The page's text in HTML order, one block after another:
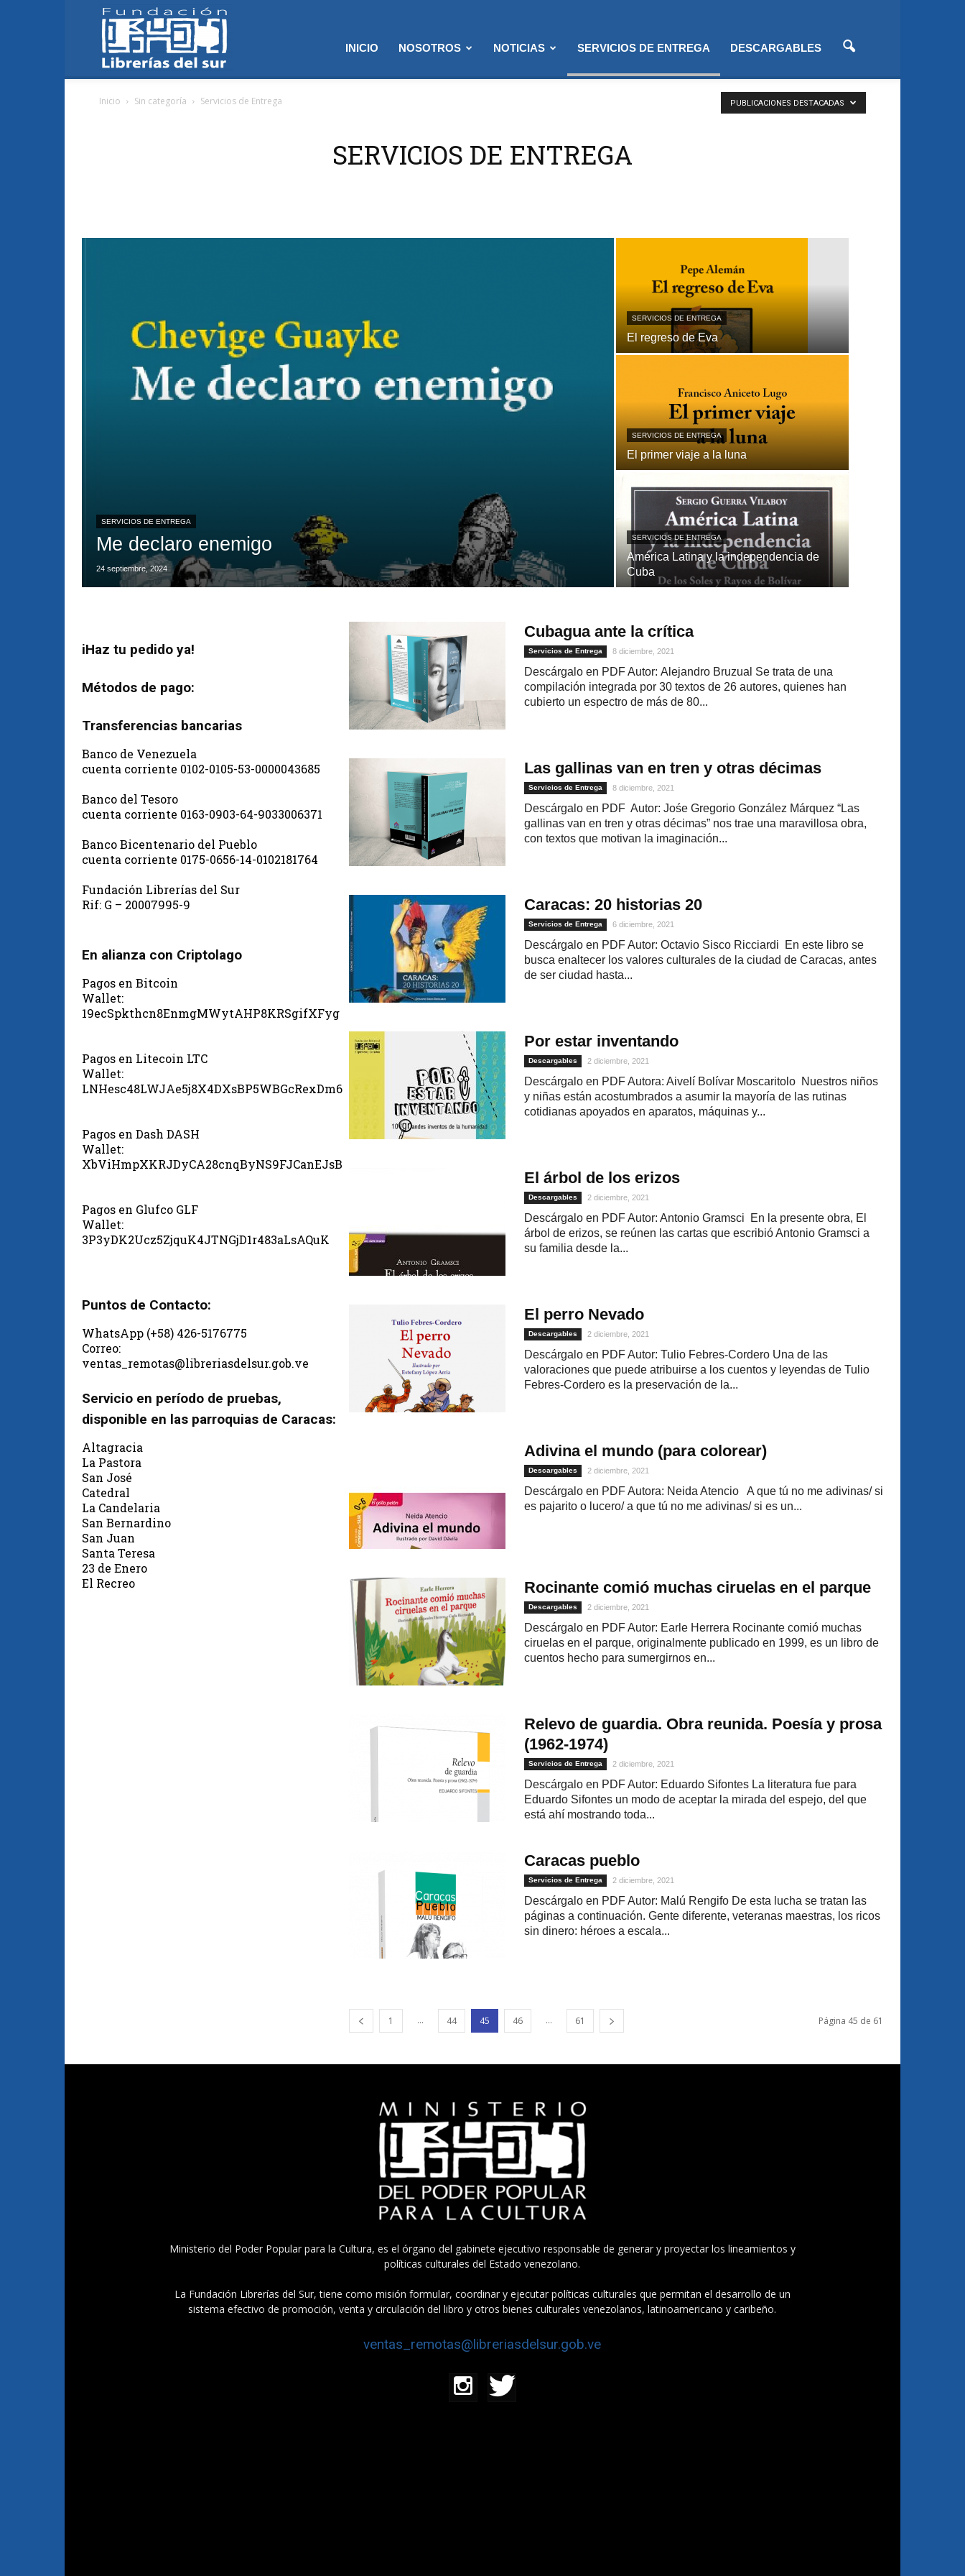
INICIO NOSOTROS NOTICIAS SERVICIOS DE ENTREGA DESCARGABLES
Inicio Sin categoría Servicios de Entrega
SERVICIOS DE ENTREGA
PUBLICACIONES DESTACADAS
SERVICIOS DE ENTREGA
Me declaro enemigo
24 septiembre, 2024
SERVICIOS DE ENTREGA
El regreso de Eva
SERVICIOS DE ENTREGA
El primer viaje a la luna
SERVICIOS DE ENTREGA
América Latina y la independencia de
Cuba
Cubagua ante la crítica
Servicios de Entrega 8 diciembre, 2021
Descárgalo en PDF Autor: Alejandro Bruzual Se trata de una
compilación integrada por 30 textos de 26 autores, quienes han
cubierto un espectro de más de 80...
Las gallinas van en tren y otras décimas
Servicios de Entrega 8 diciembre, 2021
Descárgalo en PDF Autor: Jośe Gregorio González Márquez “Las
gallinas van en tren y otras décimas” nos trae una maravillosa obra,
con textos que motivan la imaginación...
Caracas: 20 historias 20
Servicios de Entrega 6 diciembre, 2021
Descárgalo en PDF Autor: Octavio Sisco Ricciardi En este libro se
busca enaltecer los valores culturales de la ciudad de Caracas, antes
de ser ciudad hasta...
Por estar inventando
Descargables 2 diciembre, 2021
Descárgalo en PDF Autora: Aivelí Bolívar Moscaritolo Nuestros niños
y niñas están acostumbrados a asumir la mayoría de las rutinas
cotidianas apoyados en aparatos, máquinas y...
El árbol de los erizos
Descargables 2 diciembre, 2021
Descárgalo en PDF Autor: Antonio Gramsci En la presente obra, El
árbol de erizos, se reúnen las cartas que escribió Antonio Gramsci a
su familia desde la...
El perro Nevado
Descargables 2 diciembre, 2021
Descárgalo en PDF Autor: Tulio Febres-Cordero Una de las
valoraciones que puede atribuirse a los cuentos y leyendas de Tulio
Febres-Cordero es la preservación de la...
Adivina el mundo (para colorear)
Descargables 2 diciembre, 2021
Descárgalo en PDF Autora: Neida Atencio A que tú no me adivinas/ si
es pajarito o lucero/ a que tú no me adivinas/ si es un...
Rocinante comió muchas ciruelas en el parque
Descargables 2 diciembre, 2021
Descárgalo en PDF Autor: Earle Herrera Rocinante comió muchas
ciruelas en el parque, originalmente publicado en 1999, es un libro de
cuentos hecho para sumergirnos en...
Relevo de guardia. Obra reunida. Poesía y prosa
(1962-1974)
Servicios de Entrega 2 diciembre, 2021
Descárgalo en PDF Autor: Eduardo Sifontes La literatura fue para
Eduardo Sifontes un modo de aceptar la mirada del espejo, del que
está ahí mostrando toda...
Caracas pueblo
Servicios de Entrega 2 diciembre, 2021
Descárgalo en PDF Autor: Malú Rengifo De esta lucha se tratan las
páginas a continuación. Gente diferente, veteranas maestras, los ricos
sin dinero: héroes a escala...
1 ... 44 45 46 ... 61 Página 45 de 61
iHaz tu pedido ya!
Métodos de pago:
Transferencias bancarias
Banco de Venezuela
cuenta corriente 0102-0105-53-0000043685
Banco del Tesoro
cuenta corriente 0163-0903-64-9033006371
Banco Bicentenario del Pueblo
cuenta corriente 0175-0656-14-0102181764
Fundación Librerías del Sur
Rif: G – 20007995-9
En alianza con Criptolago
Pagos en Bitcoin
Wallet:
19ecSpkthcn8EnmgMWytAHP8KRSgifXFyg
Pagos en Litecoin LTC
Wallet:
LNHesc48LWJAe5j8X4DXsBP5WBGcRexDm6
Pagos en Dash DASH
Wallet:
XbViHmpXKRJDyCA28cnqByNS9FJCanEJsB
Pagos en Glufco GLF
Wallet:
3P3yDK2Ucz5ZjquK4JTNGjD1r483aLsAQuK
Puntos de Contacto:
WhatsApp (+58) 426-5176775
Correo:
ventas_remotas@libreriasdelsur.gob.ve
Servicio en período de pruebas,
disponible en las parroquias de Caracas:
Altagracia
La Pastora
San José
Catedral
La Candelaria
San Bernardino
San Juan
Santa Teresa
23 de Enero
El Recreo
Ministerio del Poder Popular para la Cultura, es el órgano del gabinete ejecutivo responsable de generar y proyectar los lineamientos y
políticas culturales del Estado venezolano.
La Fundación Librerías del Sur, tiene como misión formular, coordinar y ejecutar políticas culturales que permitan el desarrollo de un
sistema efectivo de promoción, venta y circulación del libro y otros bienes culturales venezolanos, latinoamericano y caribeño.
ventas_remotas@libreriasdelsur.gob.ve